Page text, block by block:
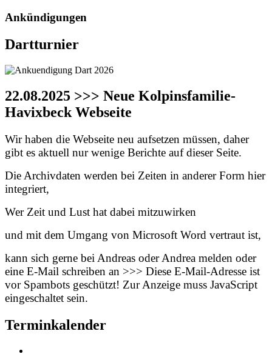
Ankündigungen
Dartturnier
22.08.2025 >>> Neue Kolpinsfamilie-
Havixbeck Webseite
Wir haben die Webseite neu aufsetzen müssen, daher
gibt es aktuell nur wenige Berichte auf dieser Seite.
Die Archivdaten werden bei Zeiten in anderer Form hier
integriert,
Wer Zeit und Lust hat dabei mitzuwirken
und mit dem Umgang von Microsoft Word vertraut ist,
kann sich gerne bei Andreas oder Andrea melden oder
eine E-Mail schreiben an >>> Diese E-Mail-Adresse ist
vor Spambots geschützt! Zur Anzeige muss JavaScript
eingeschaltet sein.
Terminkalender